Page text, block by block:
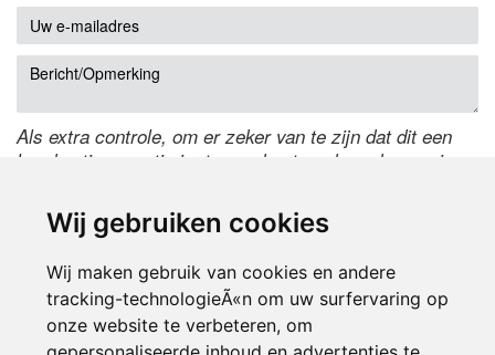
Wij gebruiken cookies
Wij maken gebruik van cookies en andere
tracking-technologieÃ«n om uw surfervaring op
onze website te verbeteren, om
Als extra controle, om er zeker van te zijn dat dit een
handmatige reactie is, typ onderstaande code over in
de code te wijzigen.